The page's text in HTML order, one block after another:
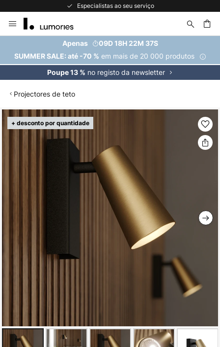
Especialistas ao seu serviço
para
Conteúdo
Apenas
09D 18H 22M 36S
SUMMER SALE: até -70 % em mais de 20 000 produtos
Poupe 13 % no registo da newsletter
Projectores de teto
+ desconto por quantidade
Saltar
para